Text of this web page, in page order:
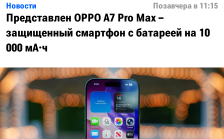
Новости Позавчера в 11:15
Представлен OPPO A7 Pro Max –
защищенный смартфон с батареей на 10
000 мА·ч